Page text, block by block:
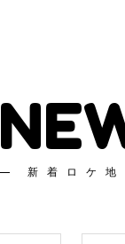
新着ロケ地